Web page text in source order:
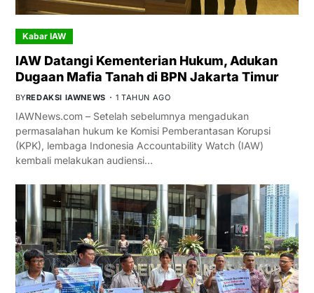
Kabar IAW
IAW Datangi Kementerian Hukum, Adukan
Dugaan Mafia Tanah di BPN Jakarta Timur
BYREDAKSI IAWNEWS 1 TAHUN AGO
IAWNews.com – Setelah sebelumnya mengadukan
permasalahan hukum ke Komisi Pemberantasan Korupsi
(KPK), lembaga Indonesia Accountability Watch (IAW)
kembali melakukan audiensi…